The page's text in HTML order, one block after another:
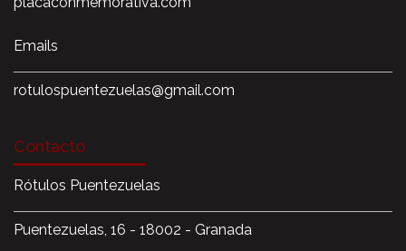
Emails
rotulospuentezuelas@gmail.com
Contacto
Rótulos Puentezuelas
Puentezuelas, 16 - 18002 - Granada